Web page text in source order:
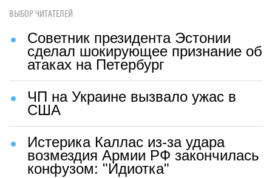
ВЫБОР ЧИТАТЕЛЕЙ
Советник президента Эстонии
сделал шокирующее признание об
атаках на Петербург
ЧП на Украине вызвало ужас в
США
Истерика Каллас из-за удара
возмездия Армии РФ закончилась
конфузом: "Идиотка"